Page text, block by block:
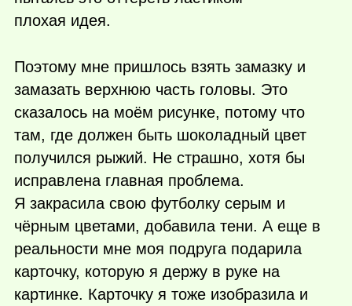
плохая идея.
Поэтому мне пришлось взять замазку и
замазать верхнюю часть головы. Это
сказалось на моём рисунке, потому что
там, где должен быть шоколадный цвет
получился рыжий. Не страшно, хотя бы
исправлена главная проблема.
Я закрасила свою футболку серым и
чёрным цветами, добавила тени. А еще в
реальности мне моя подруга подарила
карточку, которую я держу в руке на
картинке. Карточку я тоже изобразила и